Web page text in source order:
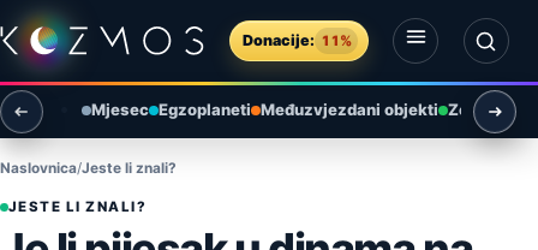
Preskoči na sadržaj
Donacije: 11%
Otvori izbornik
Otvori pretragu
Mjesec Egzoplaneti Međuzvjezdani objekti Zemlja i
Naslovnica Jeste li znali?
JESTE LI ZNALI?